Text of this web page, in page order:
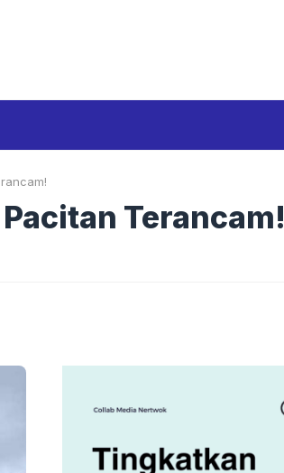
Terancam!